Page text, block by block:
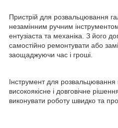
Пристрій для розвальцювання
незамінним ручним
ентузіаста та механіка. З його
самостійно ремонтувати або
заощаджуючи час і гроші.
Інструмент для
високоякісне і довговічне
виконувати роботу швидко та